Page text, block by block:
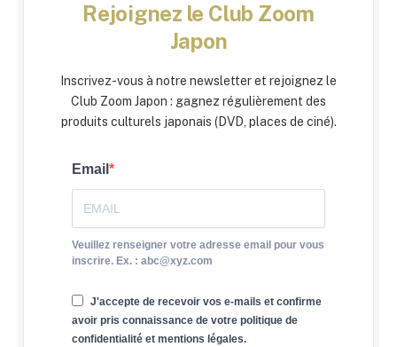
Rejoignez le Club Zoom
Japon
Inscrivez-vous à notre newsletter et rejoignez le
Club Zoom Japon : gagnez régulièrement des
produits culturels japonais (DVD, places de ciné).
Email
Veuillez renseigner votre adresse email pour vous
inscrire. Ex. : abc@xyz.com
J'accepte de recevoir vos e-mails et confirme
avoir pris connaissance de votre politique de
confidentialité et mentions légales.